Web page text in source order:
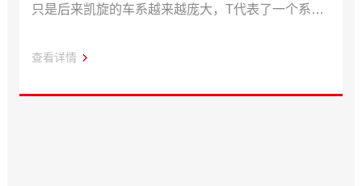
只是后来凯旋的车系越来越庞大，T代表了一个系
查看详情